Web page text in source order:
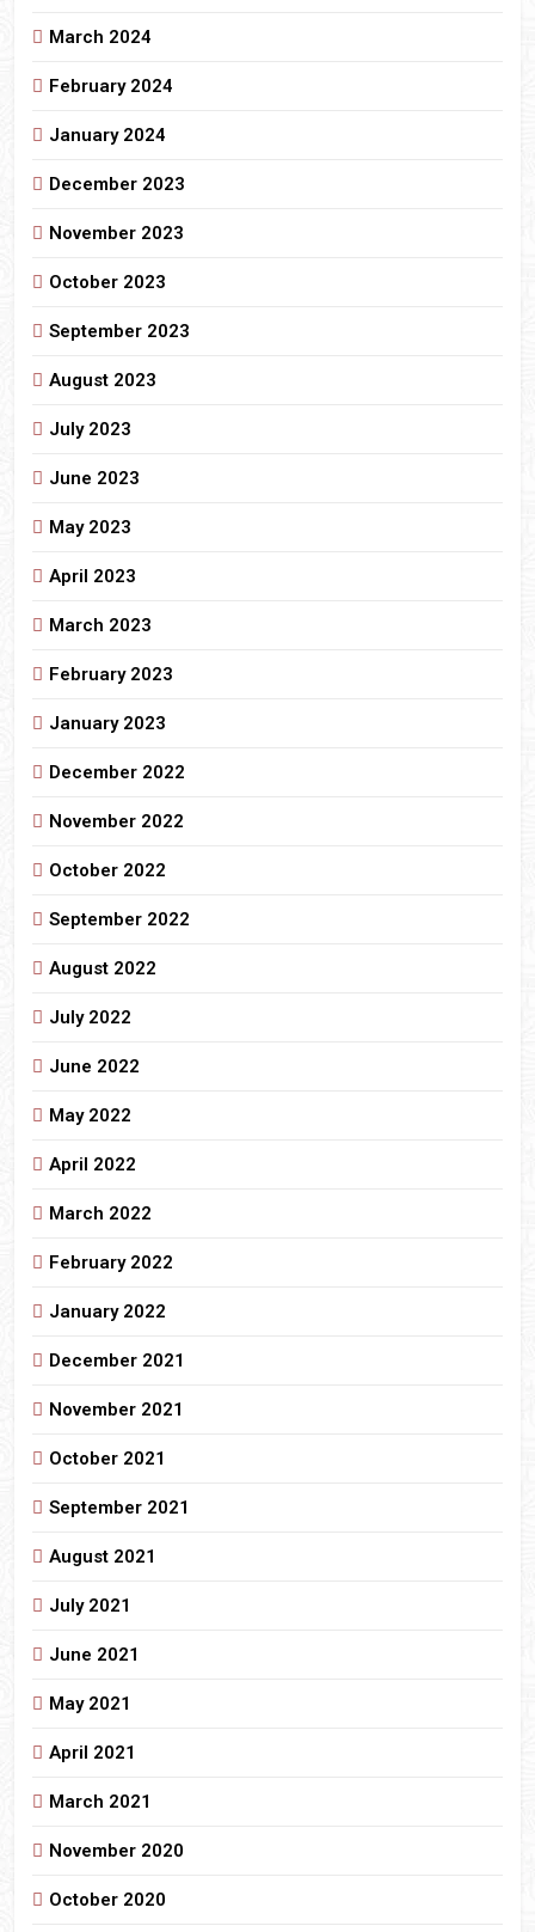
March 2024
February 2024
January 2024
December 2023
November 2023
October 2023
September 2023
August 2023
July 2023
June 2023
May 2023
April 2023
March 2023
February 2023
January 2023
December 2022
November 2022
October 2022
September 2022
August 2022
July 2022
June 2022
May 2022
April 2022
March 2022
February 2022
January 2022
December 2021
November 2021
October 2021
September 2021
August 2021
July 2021
June 2021
May 2021
April 2021
March 2021
November 2020
October 2020